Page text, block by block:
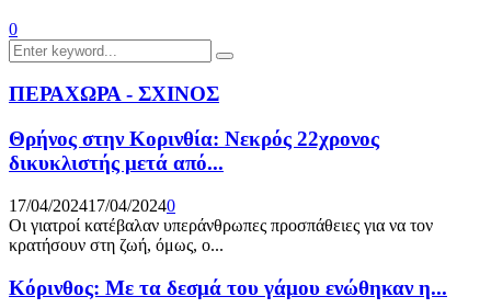
0
Search
for:
Search
ΠΕΡΑΧΩΡΑ - ΣΧΙΝΟΣ
Θρήνος στην Κορινθία: Νεκρός 22χρονος
δικυκλιστής μετά από...
17/04/202417/04/20240
Οι γιατροί κατέβαλαν υπεράνθρωπες προσπάθειες για να τον
κρατήσουν στη ζωή, όμως, ο...
Κόρινθος: Με τα δεσμά του γάμου ενώθηκαν η...